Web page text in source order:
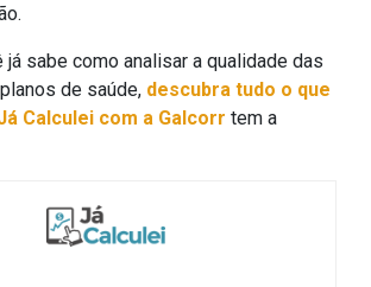
já sabe como analisar a qualidade das
de saúde, descubra tudo o que
Calculei com a Galcorr tem a